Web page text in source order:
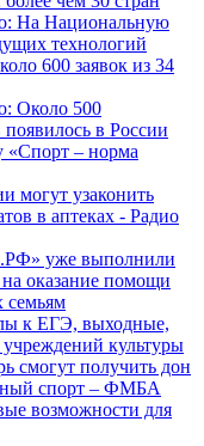
На Национальную
технологий
600 заявок из 34
Около 500
в России
«Спорт – норма
могут узаконить
в аптеках - Радио
уже выполнили
на оказание помощи
семьям
к ЕГЭ, выходные,
культуры
смогут получить дон
спорт – ФМБА
возможности для